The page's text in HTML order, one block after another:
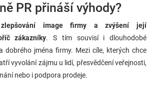
PR přináší výhody?
zlepšování image firmy a zvýšení její
zákazníky. S tím souvisí i dlouhodobé
dobrého jména firmy. Mezi cíle, kterých chce
vyvolání zájmu u lidí, přesvědčení veřejnosti,
nebo i podpora prodeje.